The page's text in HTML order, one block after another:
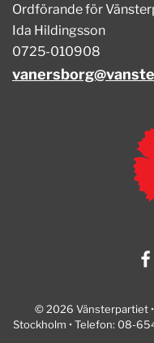
Ordförande för
Ida Hildingsson
0725-010908
© 2026 Vänsterpartiet
Stockholm • Telefon: 08-